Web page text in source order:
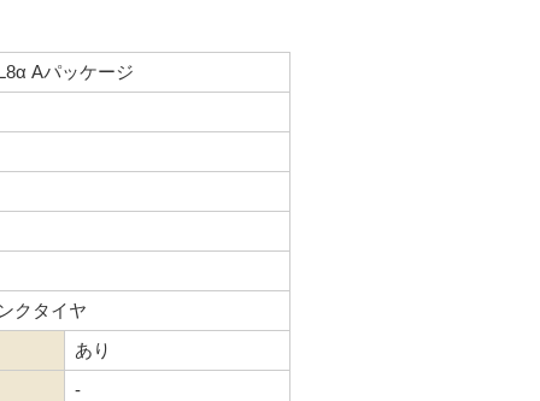
Aパッケージ
クタイヤ
あり
-